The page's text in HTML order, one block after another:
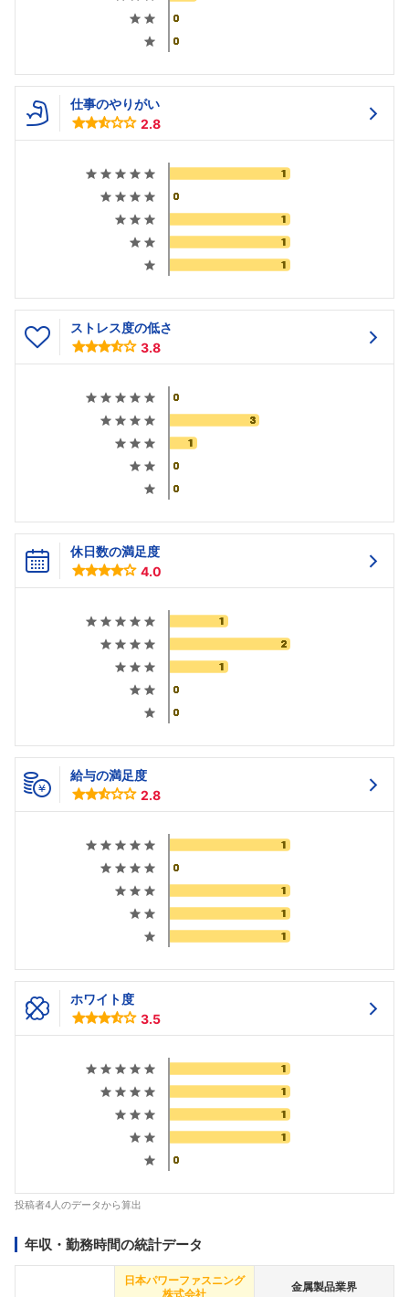
仕事のやりがい
2.8
ストレス度の低さ
3.8
休日数の満足度
4.0
給与の満足度
2.8
ホワイト度
3.5
投稿者4人のデータから算出
年収・勤務時間の統計データ
日本パワーファスニング
株式会社
金属製品業界